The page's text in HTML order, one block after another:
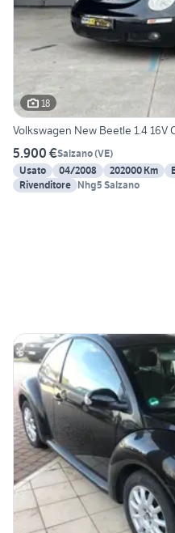
18
Volkswagen New Beetle 1.4 16V
5.900 €Salzano(VE)
Usato
04/2008 202000 Km
Rivenditore Nhg5 Salzano